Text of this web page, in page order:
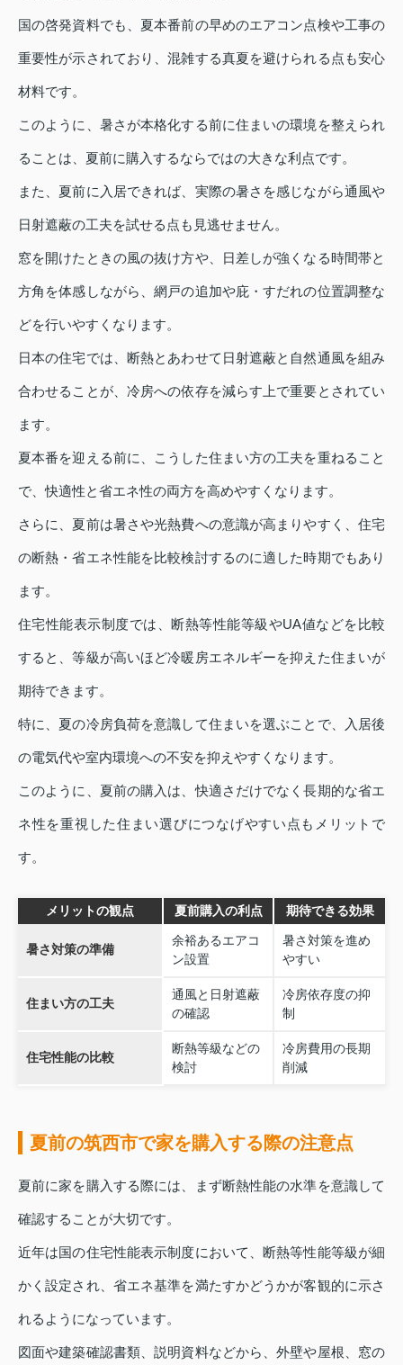
国の啓発資料でも、夏本番前の早めのエアコン点検や工事の
重要性が示されており、混雑する真夏を避けられる点も安心
材料です。
このように、暑さが本格化する前に住まいの環境を整えられ
ることは、夏前に購入するならではの大きな利点です。
また、夏前に入居できれば、実際の暑さを感じながら通風や
日射遮蔽の工夫を試せる点も見逃せません。
窓を開けたときの風の抜け方や、日差しが強くなる時間帯と
方角を体感しながら、網戸の追加や庇・すだれの位置調整な
どを行いやすくなります。
日本の住宅では、断熱とあわせて日射遮蔽と自然通風を組み
合わせることが、冷房への依存を減らす上で重要とされてい
ます。
夏本番を迎える前に、こうした住まい方の工夫を重ねること
で、快適性と省エネ性の両方を高めやすくなります。
さらに、夏前は暑さや光熱費への意識が高まりやすく、住宅
の断熱・省エネ性能を比較検討するのに適した時期でもあり
ます。
住宅性能表示制度では、断熱等性能等級やUA値などを比較
すると、等級が高いほど冷暖房エネルギーを抑えた住まいが
期待できます。
特に、夏の冷房負荷を意識して住まいを選ぶことで、入居後
の電気代や室内環境への不安を抑えやすくなります。
このように、夏前の購入は、快適さだけでなく長期的な省エ
ネ性を重視した住まい選びにつなげやすい点もメリットで
す。
メリットの観点 夏前購入の利点 期待できる効果
暑さ対策の準備
余裕あるエアコ
ン設置
暑さ対策を進め
やすい
住まい方の工夫
通風と日射遮蔽
の確認
冷房依存度の抑
制
住宅性能の比較
断熱等級などの
検討
冷房費用の長期
削減
夏前の筑西市で家を購入する際の注意点
夏前に家を購入する際には、まず断熱性能の水準を意識して
確認することが大切です。
近年は国の住宅性能表示制度において、断熱等性能等級が細
かく設定され、省エネ基準を満たすかどうかが客観的に示さ
れるようになっています。
図面や建築確認書類、説明資料などから、外壁や屋根、窓の